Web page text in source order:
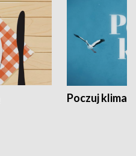
Poczuj klimat